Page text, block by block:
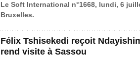
Le Soft International n°1668, lundi, 6
Bruxelles.
Félix Tshisekedi reçoit
rend visite à Sassou